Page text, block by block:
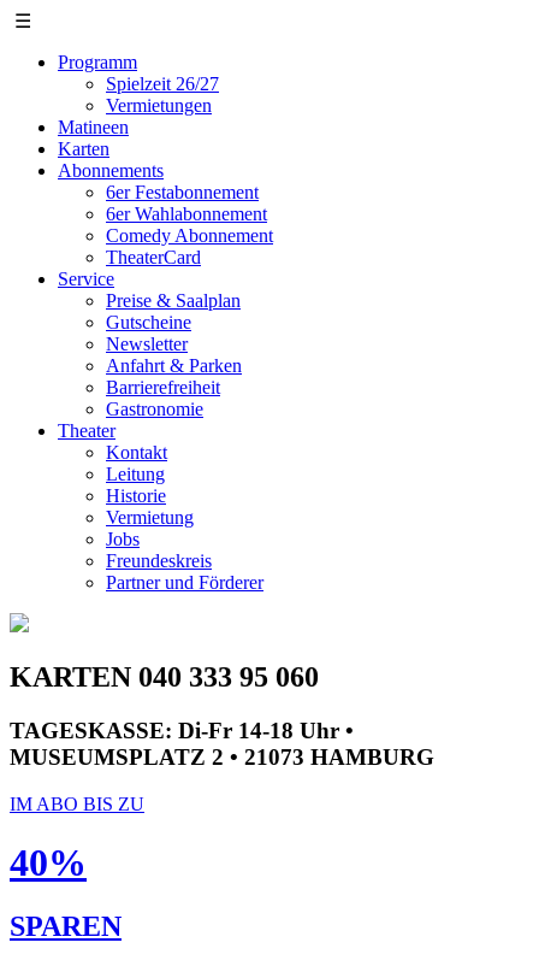
☰
Programm
Spielzeit 26/27
Vermietungen
Matineen
Karten
Abonnements
6er Festabonnement
6er Wahlabonnement
Comedy Abonnement
TheaterCard
Service
Preise & Saalplan
Gutscheine
Newsletter
Anfahrt & Parken
Barrierefreiheit
Gastronomie
Theater
Kontakt
Leitung
Historie
Vermietung
Jobs
Freundeskreis
Partner und Förderer
KARTEN 040 333 95 060
TAGESKASSE: Di-Fr 14-18 Uhr •
MUSEUMSPLATZ 2 • 21073 HAMBURG
IM ABO BIS ZU
40%
SPAREN